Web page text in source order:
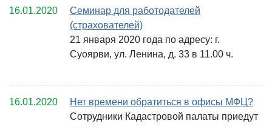
16.01.2020
Семинар для работодателей
(страхователей)
21 января 2020 года по адресу: г.
Суоярви, ул. Ленина, д. 33 в 11.00 ч.
16.01.2020
Нет времени обратиться в офисы МФЦ?
Сотрудники Кадастровой палаты приедут